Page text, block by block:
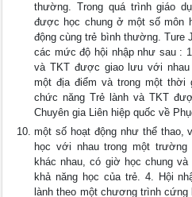
thường. Trong quá trình giáo
được học chung ở một số môn
động cùng trẻ bình thường. Ture
các mức độ hội nhập như sau :
và TKT được giao lưu với
một địa điểm và trong một thời
chức năng Trẻ lành và TKT
Chuyên gia Liên hiệp quốc về
một số hoạt động như thể thao,
học với nhau trong một
khác nhau, có giờ học chung
khả năng học của trẻ. 4. Hội
lành theo một chương trình